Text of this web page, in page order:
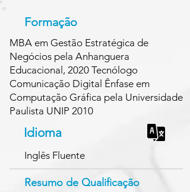
Formação
MBA em Gestão Estratégica de
Negócios pela Anhanguera
Educacional, 2020 Tecnólogo
Comunicação Digital Ênfase em
Computação Gráfica pela Universidade
Paulista UNIP 2010
Idioma
Inglês Fluente
Resumo de Qualificação